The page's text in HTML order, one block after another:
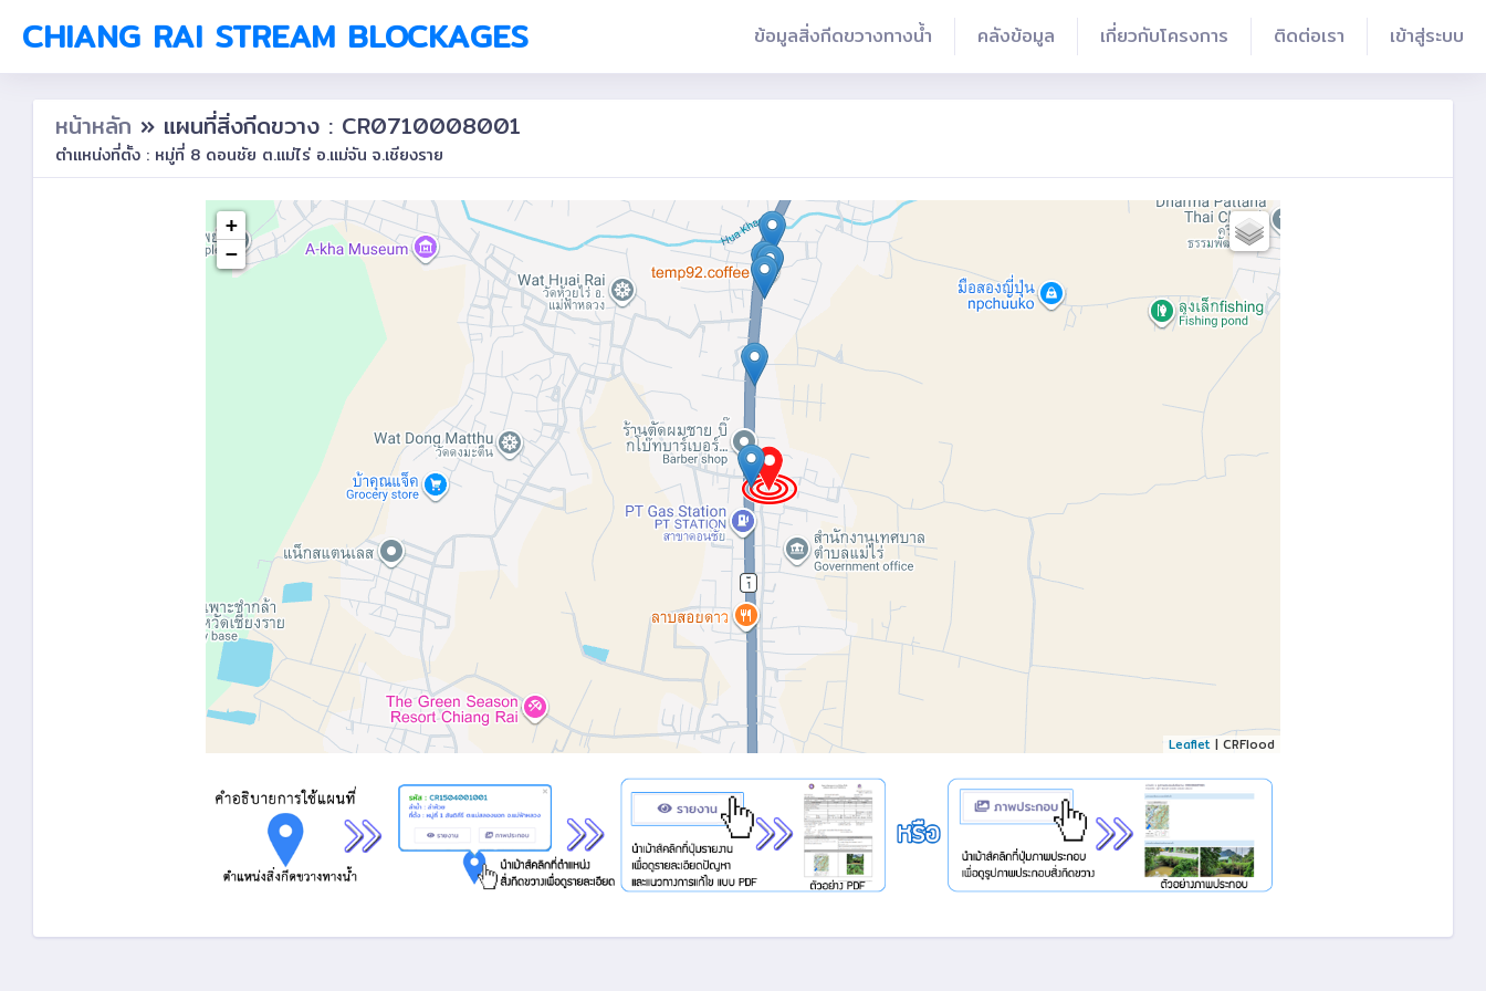
CHIANG RAI STREAM BLOCKAGES ข้อมูลสิ่งกีดขวางทางน้ำ คลังข้อมูล เกี่ยวกับโครงการ ติดต่อเรา เข้าสู่ระบบ
หน้าหลัก » แผนที่สิ่งกีดขวาง : CR0710008001
ตำแหน่งที่ตั้ง : หมู่ที่ 8 ดอนชัย ต.แม่ไร่ อ.แม่จัน จ.เชียงราย
+
−
Leaflet| CRFlood